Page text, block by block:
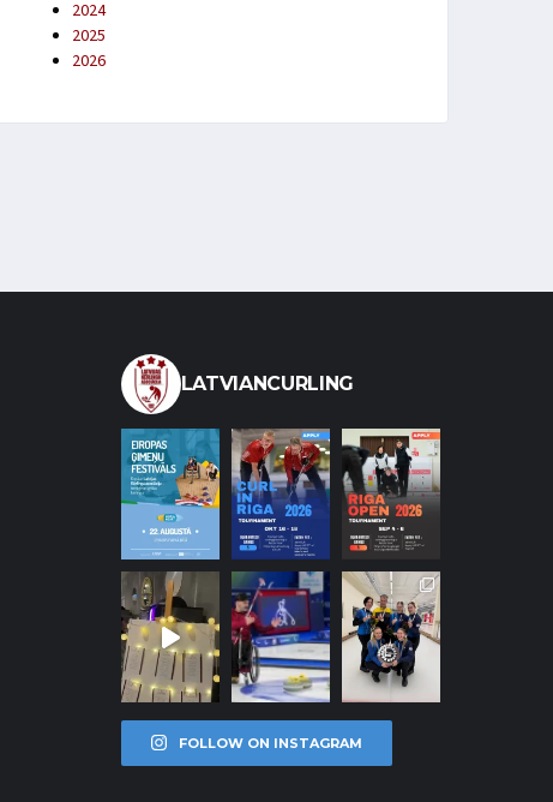
2024
2025
2026
LATVIANCURLING
FOLLOW ON INSTAGRAM